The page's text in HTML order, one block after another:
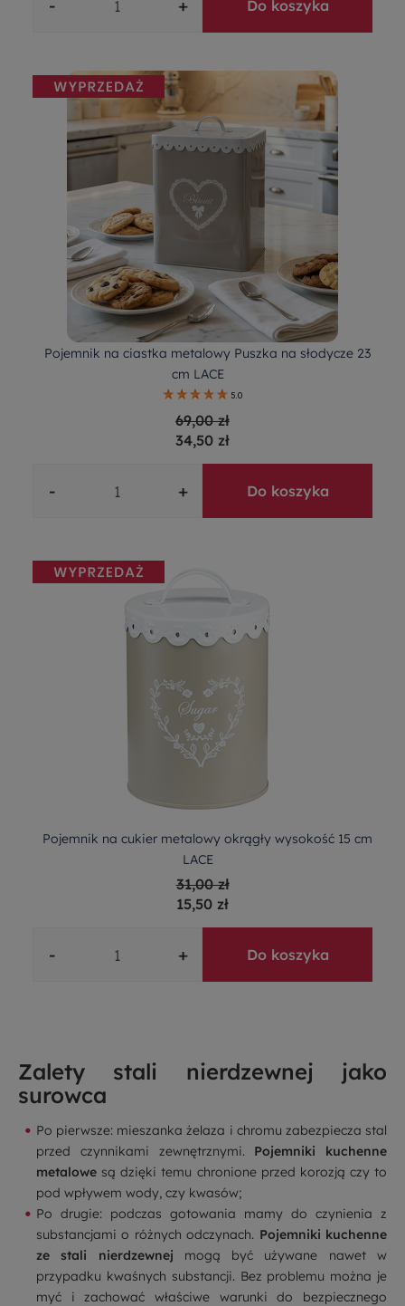
- + Do koszyka
Pojemnik na ciastka metalowy Puszka na słodycze 23
cm LACE
5.0
69,00 zł
34,50 zł
- + Do koszyka
Pojemnik na cukier metalowy okrągły wysokość 15 cm
LACE
31,00 zł
15,50 zł
- + Do koszyka
Zalety stali nierdzewnej jako
surowca
Po pierwsze: mieszanka żelaza i chromu zabezpiecza stal
przed czynnikami zewnętrznymi. Pojemniki kuchenne
metalowe są dzięki temu chronione przed korozją czy to
pod wpływem wody, czy kwasów;
Po drugie: podczas gotowania mamy do czynienia z
substancjami o różnych odczynach. Pojemniki kuchenne
ze stali nierdzewnej mogą być używane nawet w
przypadku kwaśnych substancji. Bez problemu można je
myć i zachować właściwe warunki do bezpiecznego